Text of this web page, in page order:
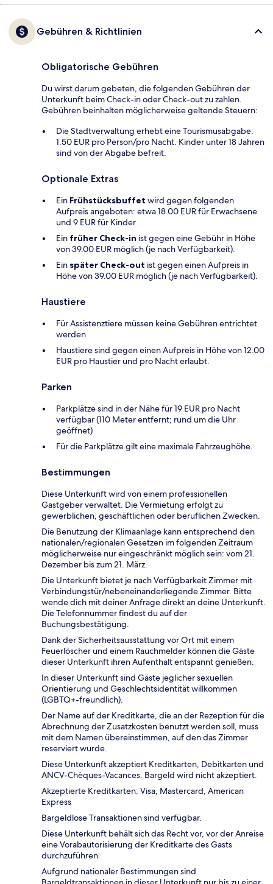
Gebühren & Richtlinien
Obligatorische Gebühren
Du wirst darum gebeten, die folgenden Gebühren der
Unterkunft beim Check-in oder Check-out zu zahlen.
Gebühren beinhalten möglicherweise geltende Steuern:
Die Stadtverwaltung erhebt eine Tourismusabgabe:
1.50 EUR pro Person/pro Nacht. Kinder unter 18 Jahren
sind von der Abgabe befreit.
Optionale Extras
Ein Frühstücksbuffet wird gegen folgenden
Aufpreis angeboten: etwa 18.00 EUR für Erwachsene
und 9 EUR für Kinder
Ein früher Check-in ist gegen eine Gebühr in Höhe
von 39.00 EUR möglich (je nach Verfügbarkeit).
Ein später Check-out ist gegen einen Aufpreis in
Höhe von 39.00 EUR möglich (je nach Verfügbarkeit).
Haustiere
Für Assistenztiere müssen keine Gebühren entrichtet
werden
Haustiere sind gegen einen Aufpreis in Höhe von 12.00
EUR pro Haustier und pro Nacht erlaubt.
Parken
Parkplätze sind in der Nähe für 19 EUR pro Nacht
verfügbar (110 Meter entfernt; rund um die Uhr
geöffnet)
Für die Parkplätze gilt eine maximale Fahrzeughöhe.
Bestimmungen
Diese Unterkunft wird von einem professionellen
Gastgeber verwaltet. Die Vermietung erfolgt zu
gewerblichen, geschäftlichen oder beruflichen Zwecken.
Die Benutzung der Klimaanlage kann entsprechend den
nationalen/regionalen Gesetzen im folgenden Zeitraum
möglicherweise nur eingeschränkt möglich sein: vom 21.
Dezember bis zum 21. März.
Die Unterkunft bietet je nach Verfügbarkeit Zimmer mit
Verbindungstür/nebeneinanderliegende Zimmer. Bitte
wende dich mit deiner Anfrage direkt an deine Unterkunft.
Die Telefonnummer findest du auf der
Buchungsbestätigung.
Dank der Sicherheitsausstattung vor Ort mit einem
Feuerlöscher und einem Rauchmelder können die Gäste
dieser Unterkunft ihren Aufenthalt entspannt genießen.
In dieser Unterkunft sind Gäste jeglicher sexuellen
Orientierung und Geschlechtsidentität willkommen
(LGBTQ+-freundlich).
Der Name auf der Kreditkarte, die an der Rezeption für die
Abrechnung der Zusatzkosten benutzt werden soll, muss
mit dem Namen übereinstimmen, auf den das Zimmer
reserviert wurde.
Diese Unterkunft akzeptiert Kreditkarten, Debitkarten und
ANCV-Chèques-Vacances. Bargeld wird nicht akzeptiert.
Akzeptierte Kreditkarten: Visa, Mastercard, American
Express
Bargeldlose Transaktionen sind verfügbar.
Diese Unterkunft behält sich das Recht vor, vor der Anreise
eine Vorabautorisierung der Kreditkarte des Gasts
durchzuführen.
Aufgrund nationaler Bestimmungen sind